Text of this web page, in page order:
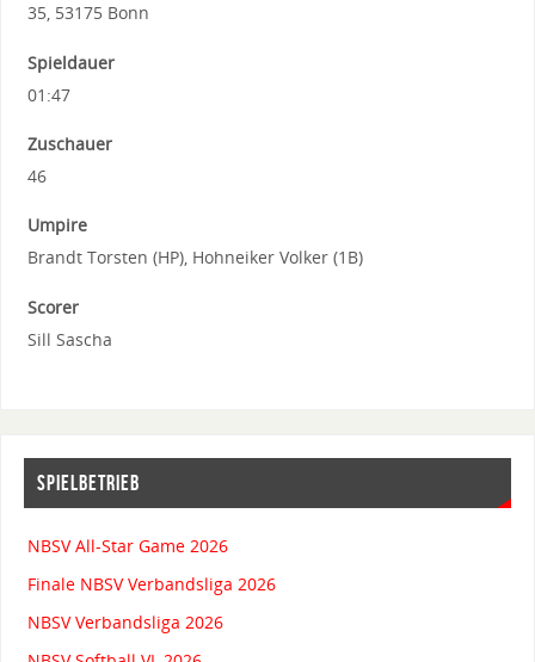
35, 53175 Bonn
Spieldauer
01:47
Zuschauer
46
Umpire
Brandt Torsten (HP), Hohneiker Volker (1B)
Scorer
Sill Sascha
SPIELBETRIEB
NBSV All-Star Game 2026
Finale NBSV Verbandsliga 2026
NBSV Verbandsliga 2026